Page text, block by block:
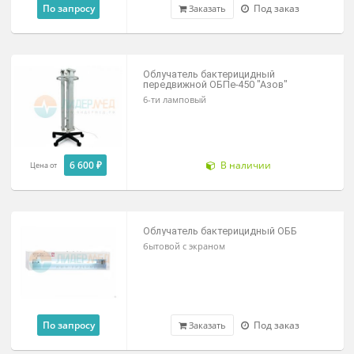
4 380 ₽ Заказать
4-х ламповый
Заказать
Облучатель бактерицидный
передвижной ОБПе-450 "Азов"
6-ти ламповый